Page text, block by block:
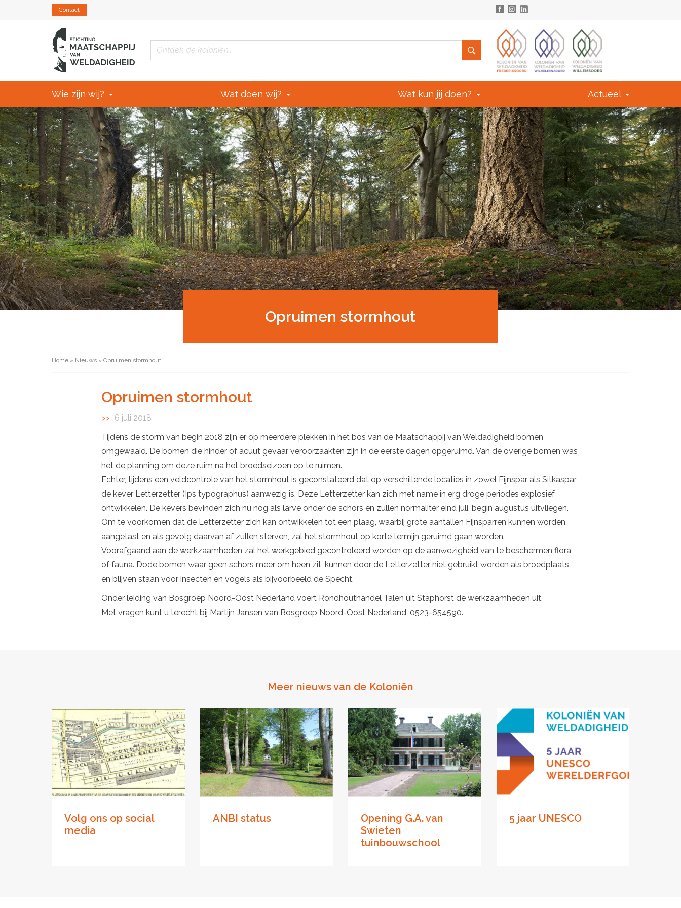
Contact
Wie zijn wij? Wat doen wij? Wat kun jij doen? Actueel
Opruimen stormhout
Home » Nieuws » Opruimen stormhout
Opruimen stormhout
6 juli 2018
Tijdens de storm van begin 2018 zijn er op meerdere plekken in het bos van de Maatschappij van Weldadigheid bomen
omgewaaid. De bomen die hinder of acuut gevaar veroorzaakten zijn in de eerste dagen opgeruimd. Van de overige bomen was
het de planning om deze ruim na het broedseizoen op te ruimen.
Echter, tijdens een veldcontrole van het stormhout is geconstateerd dat op verschillende locaties in zowel Fijnspar als Sitkaspar
de kever Letterzetter (Ips typographus) aanwezig is. Deze Letterzetter kan zich met name in erg droge periodes explosief
ontwikkelen. De kevers bevinden zich nu nog als larve onder de schors en zullen normaliter eind juli, begin augustus uitvliegen.
Om te voorkomen dat de Letterzetter zich kan ontwikkelen tot een plaag, waarbij grote aantallen Fijnsparren kunnen worden
aangetast en als gevolg daarvan af zullen sterven, zal het stormhout op korte termijn geruimd gaan worden.
Voorafgaand aan de werkzaamheden zal het werkgebied gecontroleerd worden op de aanwezigheid van te beschermen flora
of fauna. Dode bomen waar geen schors meer om heen zit, kunnen door de Letterzetter niet gebruikt worden als broedplaats,
en blijven staan voor insecten en vogels als bijvoorbeeld de Specht.
Onder leiding van Bosgroep Noord-Oost Nederland voert Rondhouthandel Talen uit Staphorst de werkzaamheden uit.
Met vragen kunt u terecht bij Martijn Jansen van Bosgroep Noord-Oost Nederland, 0523-654590.
Meer nieuws van de Koloniën
Volg ons op social
media
ANBI status
Opening G.A. van
Swieten
tuinbouwschool
5 jaar UNESCO